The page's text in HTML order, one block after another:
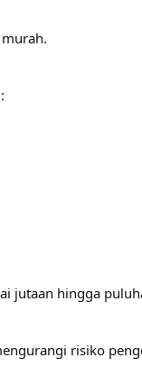
jutaan hingga
risiko